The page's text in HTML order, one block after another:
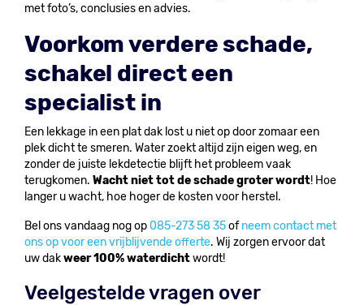
met foto’s, conclusies en advies.
Voorkom verdere schade,
schakel direct een
specialist in
Een lekkage in een plat dak lost u niet op door zomaar een
plek dicht te smeren. Water zoekt altijd zijn eigen weg, en
zonder de juiste lekdetectie blijft het probleem vaak
terugkomen. Wacht niet tot de schade groter wordt! Hoe
langer u wacht, hoe hoger de kosten voor herstel.
Bel ons vandaag nog op085-273 58 35ofneem contact met
ons op voor een vrijblijvende offerte. Wij zorgen ervoor dat
uw dakweer 100% waterdichtwordt!
Veelgestelde vragen over